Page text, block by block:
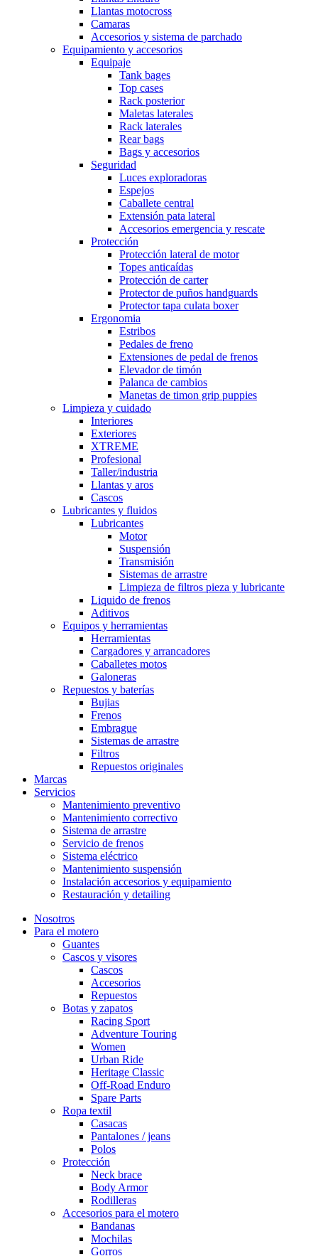
Llantas motocross
Camaras
Accesorios y sistema de parchado
Equipamiento y accesorios
Equipaje
Tank bages
Top cases
Rack posterior
Maletas laterales
Rack laterales
Rear bags
Bags y accesorios
Seguridad
Luces exploradoras
Espejos
Caballete central
Extensión pata lateral
Accesorios emergencia y rescate
Protección
Protección lateral de motor
Topes anticaídas
Protección de carter
Protector de puños handguards
Protector tapa culata boxer
Ergonomia
Estribos
Pedales de freno
Extensiones de pedal de frenos
Elevador de timón
Palanca de cambios
Manetas de timon grip puppies
Limpieza y cuidado
Interiores
Exteriores
XTREME
Profesional
Taller/industria
Llantas y aros
Cascos
Lubricantes y fluidos
Lubricantes
Motor
Suspensión
Transmisión
Sistemas de arrastre
Limpieza de filtros pieza y lubricante
Liquido de frenos
Aditivos
Equipos y herramientas
Herramientas
Cargadores y arrancadores
Caballetes motos
Galoneras
Repuestos y baterías
Bujias
Frenos
Embrague
Sistemas de arrastre
Filtros
Repuestos originales
Marcas
Servicios
Mantenimiento preventivo
Mantenimiento correctivo
Sistema de arrastre
Servicio de frenos
Sistema eléctrico
Mantenimiento suspensión
Instalación accesorios y equipamiento
Restauración y detailing
Nosotros
Para el motero
Guantes
Cascos y visores
Cascos
Accesorios
Repuestos
Botas y zapatos
Racing Sport
Adventure Touring
Women
Urban Ride
Heritage Classic
Off-Road Enduro
Spare Parts
Ropa textil
Casacas
Pantalones / jeans
Polos
Protección
Neck brace
Body Armor
Rodilleras
Accesorios para el motero
Bandanas
Mochilas
Gorros